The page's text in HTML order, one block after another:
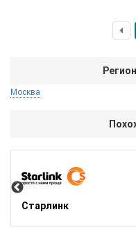
Москва
Старлинк